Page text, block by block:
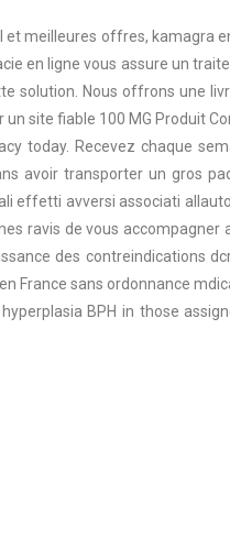
et meilleures offres,
en ligne vous assure un
solution. Nous offrons une
site fiable 100 MG Produit
today. Recevez chaque
avoir transporter un gros
effetti avversi associati
ravis de vous
des contreindications
France sans ordonnance
BPH in those